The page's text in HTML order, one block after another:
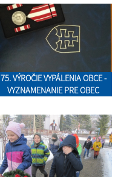
75. VÝROČIE VYPÁLENIA OBCE -
VYZNAMENANIE PRE OBEC